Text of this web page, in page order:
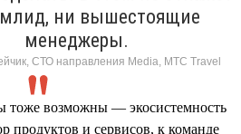
ни вышестоящие
менеджеры.
СТО направления Media, МТС Travel
тоже возможны — экосистемность
продуктов и сервисов, к команде